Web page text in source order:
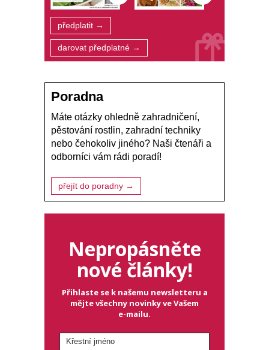
předplatit →
darovat předplatné →
Poradna
Máte otázky ohledně zahradničení,
pěstování rostlin, zahradní techniky
nebo čehokoliv jiného? Naši čtenáři a
odborníci vám rádi poradí!
přejít do poradny →
Nepropásněte
nové články!
Přihlaste se k našemu newsletteru a
mějte všechny novinky ve Vašem
e-mailu.